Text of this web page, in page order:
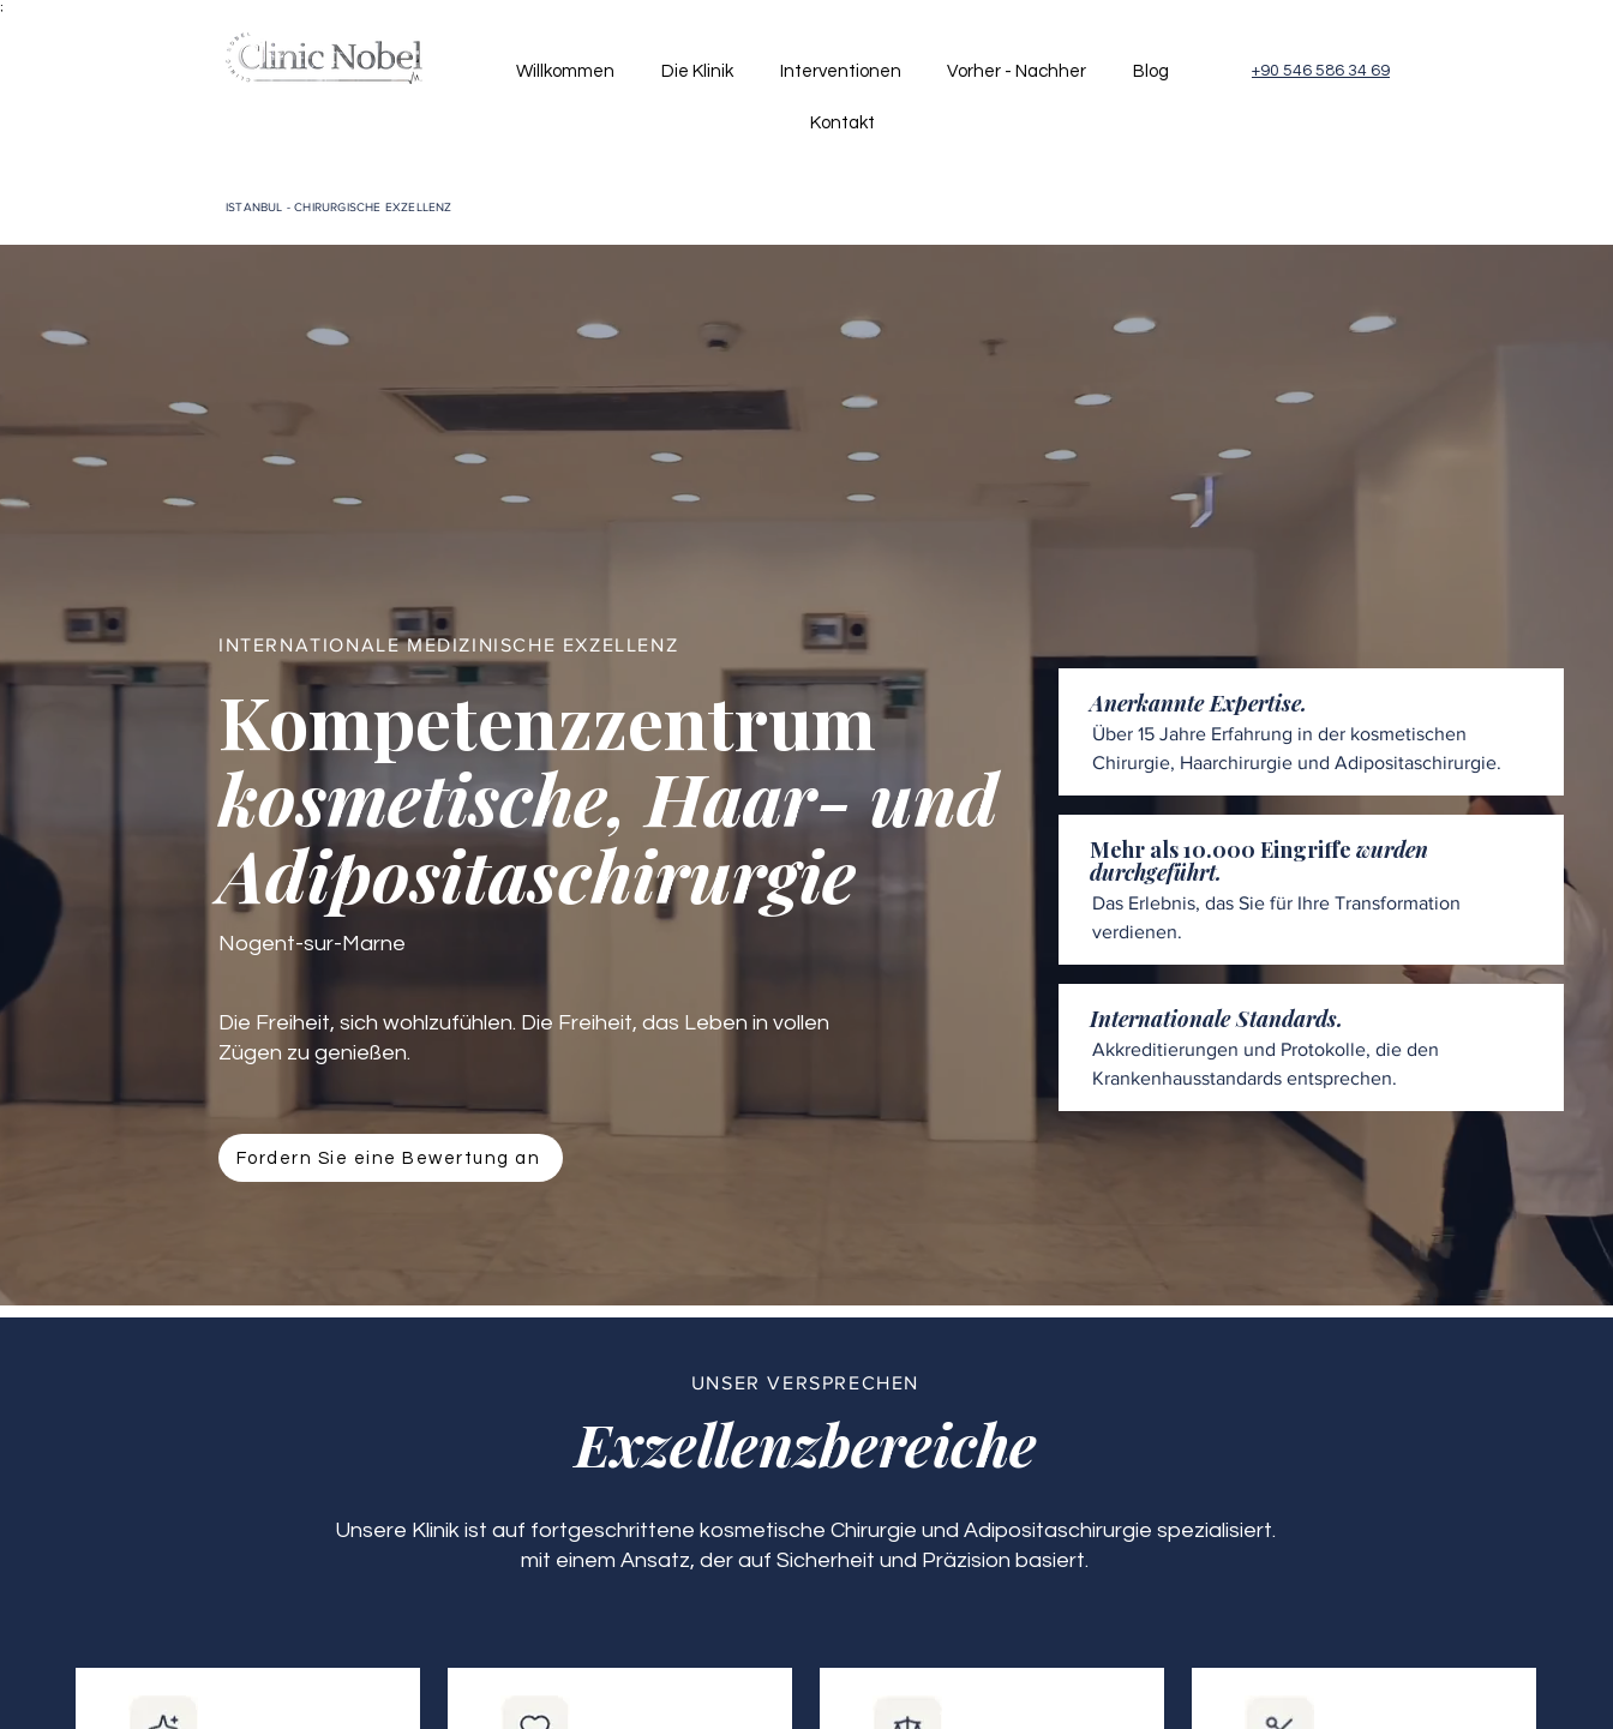
;
Willkommen Die Klinik Interventionen Vorher - Nachher Blog
Kontakt
ISTANBUL - CHIRURGISCHE EXZELLENZ
+90 546 586 34 69
INTERNATIONALE MEDIZINISCHE EXZELLENZ
Kompetenzzentrum
kosmetische, Haar- und
Adipositaschirurgie
Nogent-sur-Marne
Die Freiheit, sich wohlzufühlen. Die Freiheit, das Leben in vollen
Zügen zu genießen.
Anerkannte Expertise.
Über 15 Jahre Erfahrung in der kosmetischen
Chirurgie, Haarchirurgie und Adipositaschirurgie.
Mehr als 10.000 Eingriffe wurden
durchgeführt.
Das Erlebnis, das Sie für Ihre Transformation
verdienen.
Internationale Standards.
Akkreditierungen und Protokolle, die den
Krankenhausstandards entsprechen.
Fordern Sie eine Bewertung an
UNSER VERSPRECHEN
Exzellenzbereiche
Unsere Klinik ist auf fortgeschrittene kosmetische Chirurgie und Adipositaschirurgie spezialisiert.
mit einem Ansatz, der auf Sicherheit und Präzision basiert.